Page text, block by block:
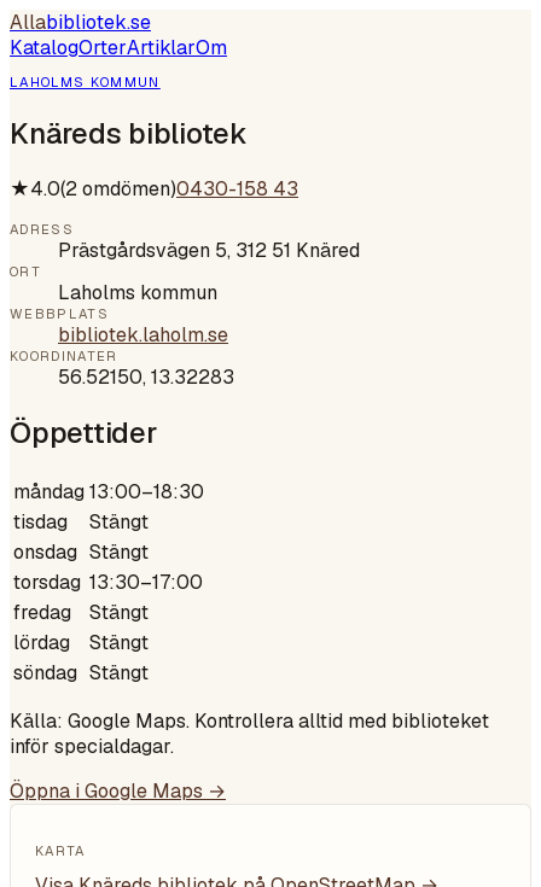
Allabibliotek.se
KatalogOrterArtiklarOm
LAHOLMS KOMMUN
Knäreds bibliotek
★4.0(2omdömen)0430-158 43
ADRESS
Prästgårdsvägen 5, 312 51 Knäred
ORT
Laholms kommun
WEBBPLATS
bibliotek.laholm.se
KOORDINATER
56.52150,13.32283
Öppettider
måndag13:00–18:30
tisdag
Stängt
onsdag Stängt
torsdag 13:30–17:00
fredag
Stängt
lördag
Stängt
söndag Stängt
Källa: Google Maps. Kontrollera alltid med biblioteket
inför specialdagar.
Öppna i Google Maps →
KARTA